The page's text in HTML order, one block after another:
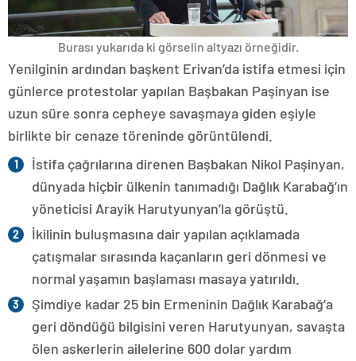
Burası yukarıda ki görselin altyazı örneğidir.
Yenilginin ardından başkent Erivan’da istifa etmesi için
günlerce protestolar yapılan Başbakan Paşinyan ise
uzun süre sonra cepheye savaşmaya giden eşiyle
birlikte bir cenaze töreninde görüntülendi.
İstifa çağrılarına direnen Başbakan Nikol Paşinyan,
dünyada hiçbir ülkenin tanımadığı Dağlık Karabağ’ın
yöneticisi Arayik Harutyunyan’la görüştü.
İkilinin buluşmasına dair yapılan açıklamada
çatışmalar sırasında kaçanların geri dönmesi ve
normal yaşamın başlaması masaya yatırıldı.
Şimdiye kadar 25 bin Ermeninin Dağlık Karabağ’a
geri döndüğü bilgisini veren Harutyunyan, savaşta
ölen askerlerin ailelerine 600 dolar yardım